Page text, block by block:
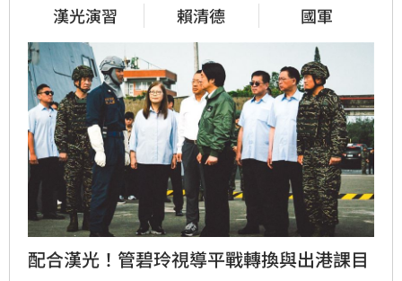
漢光演習 賴清德 國軍
配合漢光！管碧玲視導平戰轉換與出港課目